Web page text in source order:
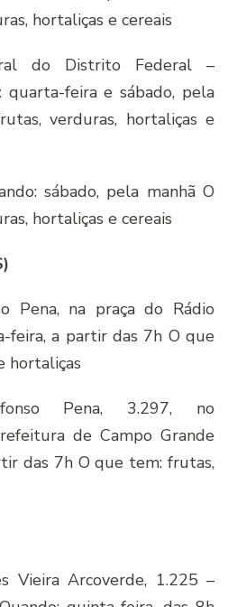
hortaliças e cereais
do Distrito Federal –
feira e sábado, pela
verduras, hortaliças e
sábado, pela manhã O
hortaliças e cereais
Pena, na praça do Rádio
feira, a partir das 7h O que
hortaliças
Pena, 3.297, no
de Campo Grande
das 7h O que tem: frutas,
Vieira Arcoverde, 1.225 –